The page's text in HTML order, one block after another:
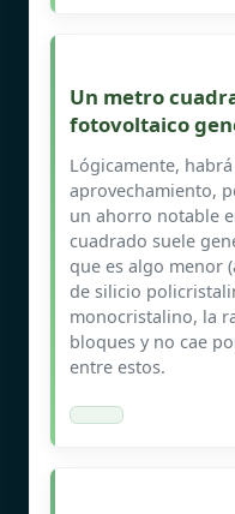
Un metro
fotovoltaico
Lógicamente,
aprovechamiento,
un ahorro notable
cuadrado suele
que es algo menor
de silicio
monocristalino, la
bloques y no cae
entre estos.